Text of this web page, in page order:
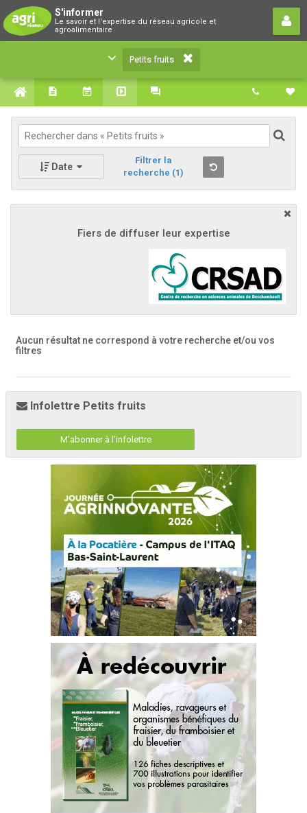
S'informer
Le savoir et l'expertise du réseau agricole et
agroalimentaire
Le savoir et l'expertise du réseau agricole et
agroalimentaire
Petits fruits
Date
Filtrer la
recherche (1)
Fiers de diffuser leur expertise
Aucun résultat ne correspond à votre recherche et/ou vos
filtres
Infolettre Petits fruits
M'abonner à l'infolettre